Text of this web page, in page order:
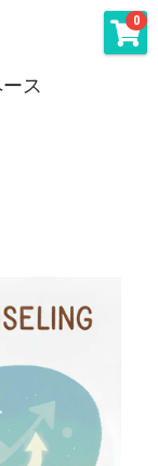
ス
0
×